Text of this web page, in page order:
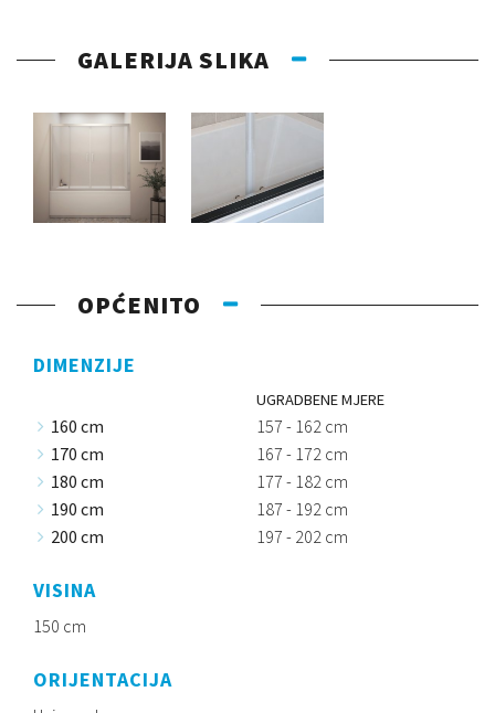
GALERIJA SLIKA
OPĆENITO
DIMENZIJE
UGRADBENE MJERE
160 cm
157 - 162 cm
170 cm
167 - 172 cm
180 cm
177 - 182 cm
190 cm
187 - 192 cm
200 cm
197 - 202 cm
VISINA
150 cm
ORIJENTACIJA